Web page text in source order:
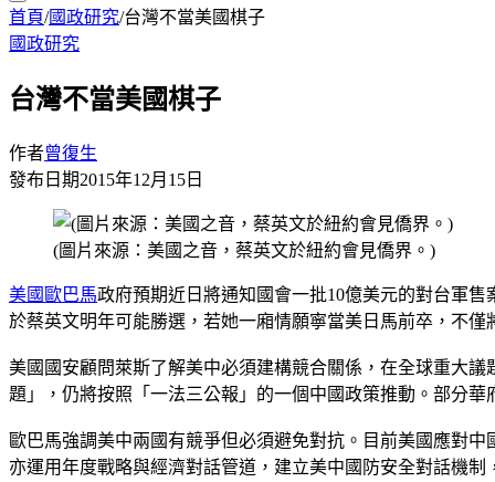
首頁/國政研究/台灣不當美國棋子
國政研究
台灣不當美國棋子
作者曾復生
發布日期2015年12月15日
(圖片來源：美國之音，蔡英文於紐約會見僑界。)
美國 歐巴馬政府預期近日將通知國會一批10億美元的對台軍售
於蔡英文明年可能勝選，若她一廂情願寧當美日馬前卒，不
美國國安顧問萊斯了解美中必須建構競合關係，在全球重大
題」，仍將按照「一法三公報」的一個中國政策推動。部分
歐巴馬強調美中兩國有競爭但必須避免對抗。目前美國應對
亦運用年度戰略與經濟對話管道，建立美中國防安全對話機